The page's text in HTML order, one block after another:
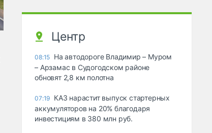
Центр
08:15 На автодороге Владимир – Муром
– Арзамас в Судогодском районе
обновят 2,8 км полотна
07:19 КАЗ нарастит выпуск стартерных
аккумуляторов на 20% благодаря
инвестициям в 380 млн руб.